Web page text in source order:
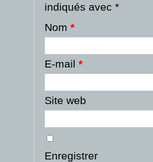
indiqués avec*
Nom*
E-mail*
Site web
Enregistrer